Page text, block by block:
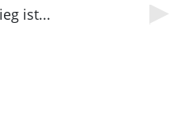
ist...